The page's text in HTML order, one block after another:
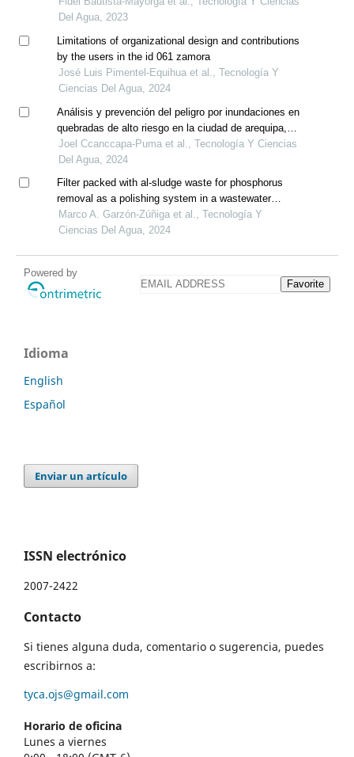
Del Agua, 2023
Limitations of organizational design and contributions
by the users in the id 061 zamora
José Luis Pimentel-Equihua et al., Tecnología Y
Ciencias Del Agua, 2024
Análisis y prevención del peligro por inundaciones en
quebradas de alto riesgo en la ciudad de arequipa,
perú
Joel Ccanccapa-Puma et al., Tecnología Y Ciencias
Del Agua, 2024
Filter packed with al-sludge waste for phosphorus
removal as a polishing system in a wastewater
treatment plant
Marco A. Garzón-Zúñiga et al., Tecnología Y
Ciencias Del Agua, 2024
Powered by
Favorite
Idioma
English
Español
Enviar un artículo
ISSN electrónico
2007-2422
Contacto
Si tienes alguna duda, comentario o sugerencia, puedes
escribirnos a:
tyca.ojs@gmail.com
Horario de oficina
Lunes a viernes